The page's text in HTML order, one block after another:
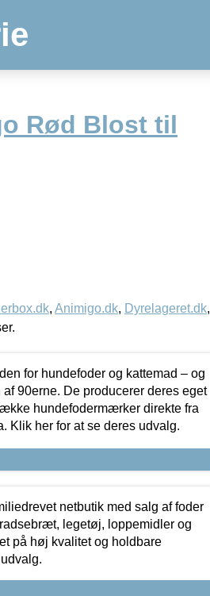
Rød Blost til
, Animigo.dk, Dyrelageret.dk,
for hundefoder og kattemad – og
90erne. De producerer deres eget
hundefodermærker direkte fra
Klik her for at se deres udvalg.
netbutik med salg af foder
legetøj, loppemidler og
på høj kvalitet og holdbare